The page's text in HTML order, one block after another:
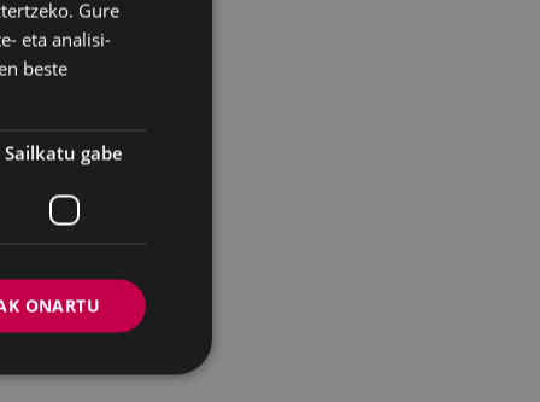
baztertuta
Udalaren
dela eta.
bat egin du
azaltzeko.
BASQUE
SPANISH
Gure
eta analisi-
beste
Sailkatu gabe
ONARTU